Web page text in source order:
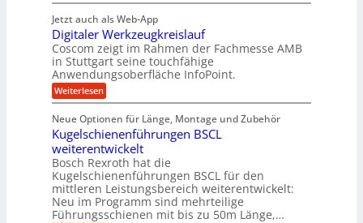
r
a
t
i
e
e
b
e
f
ü
r
r
a
u
e
U
m
g
e
i
n
R
ü
s
s
e
l
s
h
e
i
m
I
w
i
c
h
t
i
g
e
a
l
s
M
a
s
c
h
i
e
t
r
i
e
b
e
f
r
p
r
ä
z
i
s
e
H
ä
z
i
s
i
o
n
f
r
A
u
t
o
m
o
t
i
Jetzt auch als Web-App
Digitaler Werkzeugkreislauf
Coscom zeigt im Rahmen der Fachmesse AMB
in Stuttgart seine touchfähige
Anwendungsoberfläche InfoPoint.
Weiterlesen:
D
g
i
t
a
l
e
r
W
e
Neue Optionen für Länge, Montage und Zubehör
Kugelschienenführungen BSCL
weiterentwickelt
Bosch Rexroth hat die
Kugelschienenführungen BSCL für den
mittleren Leistungsbereich weiterentwickelt:
Neu im Programm sind mehrteilige
Führungsschienen mit bis zu 50m Länge,…